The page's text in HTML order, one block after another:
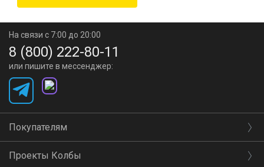
На связи с 7:00 до 20:00
8 (800) 222-80-11
или пишите в мессенджер:
Покупателям
Проекты Колбы